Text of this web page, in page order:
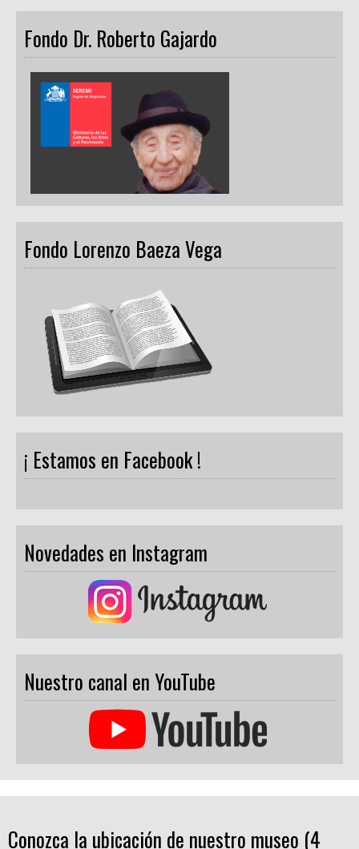
Fondo Dr. Roberto Gajardo
Fondo Lorenzo Baeza Vega
¡ Estamos en Facebook !
Novedades en Instagram
Nuestro canal en YouTube
Conozca la ubicación de nuestro museo (4